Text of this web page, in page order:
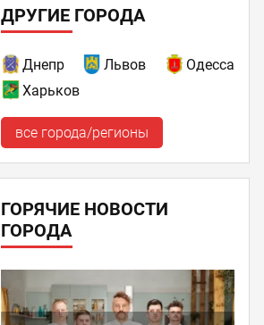
ДРУГИЕ ГОРОДА
Днепр Львов
Одесса
Харьков
все города/регионы
ГОРЯЧИЕ НОВОСТИ
ГОРОДА